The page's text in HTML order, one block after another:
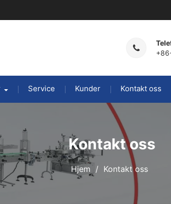
Service Kunder Kontakt oss
Kontakt oss
Hjem Kontakt oss